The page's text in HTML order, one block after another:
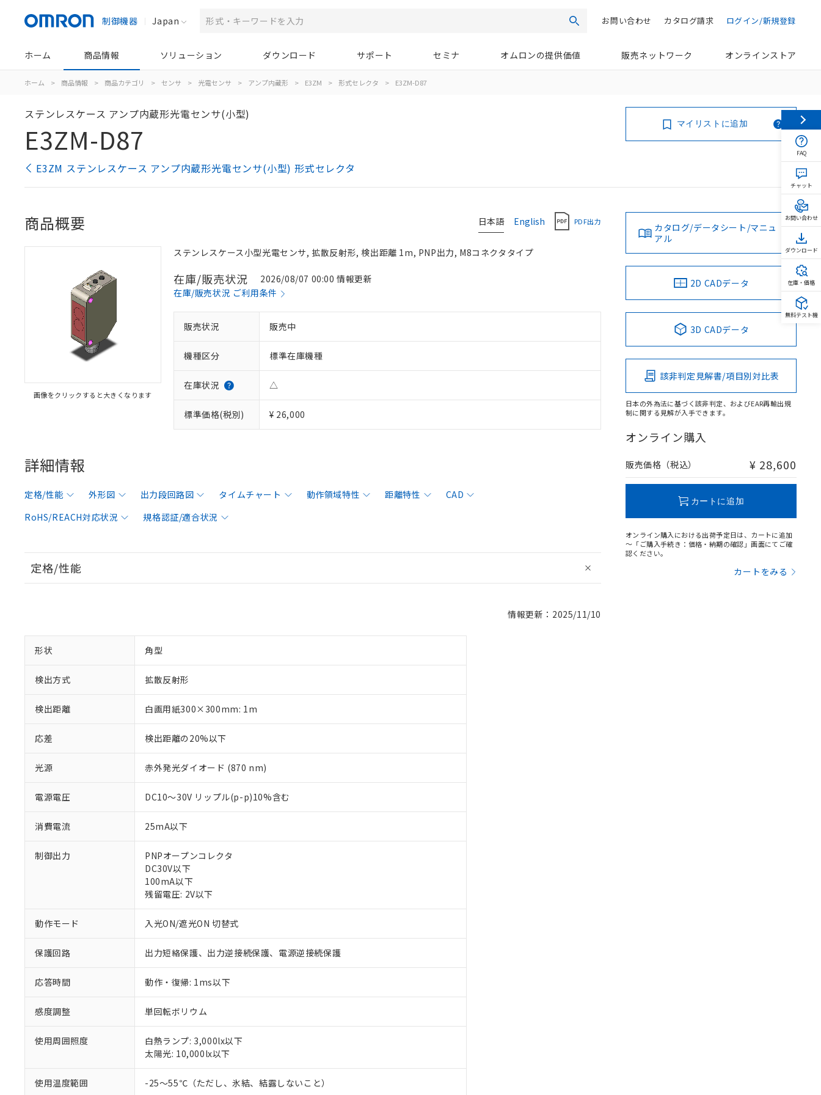
制御機器 Japan 検索 ログイン/新規登録
カタログ請求
お問い合わせ
ホーム 商品情報 ソリューション ダウンロード サポート セミナ オムロンの提供価値 販売ネットワーク オンラインストア
ホーム > 商品情報 > 商品カテゴリ > センサ > 光電センサ > アンプ内蔵形 > E3ZM > 形式セレクタ > E3ZM-D87
ステンレスケース アンプ内蔵形光電センサ(小型)
E3ZM-D87
E3ZM ステンレスケース アンプ内蔵形光電センサ(小型) 形式セレクタ
マイリストに追加
日本語 English PDF出力
商品概要
画像をクリックすると大きくなります
ステンレスケース小型光電センサ, 拡散反射形, 検出距離 1m, PNP出力, M8コネクタタイプ
在庫/販売状況
2026/08/07 00:00 情報更新
在庫/販売状況 ご利用条件
販売状況 販売中
機種区分 標準在庫機種
在庫状況 △
標準価格(税別) ¥ 26,000
詳細情報
定格/性能 外形図 出力段回路図 タイムチャート 動作領域特性 距離特性
CAD
RoHS/REACH対応状況
規格認証/適合状況
定格/性能
情報更新：2025/11/10
形状 角型
検出方式 拡散反射形
検出距離 白画用紙300×300mm: 1m
応差 検出距離の20%以下
光源 赤外発光ダイオード (870 nm)
電源電圧 DC10～30V リップル(p-p)10%含む
消費電流 25mA以下
制御出力
PNPオープンコレクタ
DC30V以下
100mA以下
残留電圧: 2V以下
動作モード 入光ON/遮光ON 切替式
保護回路 出力短絡保護、出力逆接続保護、電源逆接続保護
応答時間 動作・復帰: 1ms以下
感度調整 単回転ボリウム
使用周囲照度
白熱ランプ: 3,000lx以下
太陽光: 10,000lx以下
使用温度範囲 -25～55℃（ただし、氷結、結露しないこと）
カタログ/データシート/マニュ
アル
2D CADデータ
3D CADデータ
該非判定見解書/項目別対比表
日本の外為法に基づく該非判定、およびEAR再輸出規
制に関する見解が入手できます。
オンライン購入
販売価格（税込） ¥ 28,600
カートに追加
オンライン購入における出荷予定日は、カートに追加
～「ご購入手続き：価格・納期の確認」画面にてご確
認ください。
カートをみる
ご利用条件
以下の条件をお読みいただき、同意のうえご利用ください。
※1 対応状況
対応予定なし：EU RoHS指令（10物質）の非含有に非対応の商品で、対応品を出す予定はありません。
調査・確認中：EU RoHS指令（10物質）の非含有の対応状況を調査中または確認中の商品です。
非該当品：ライセンス料など無形物で、有害物質有無と関係のない商品です。
仕入先様の事情により、非含有部品としていたものが、含有品と判明した場合などやむを得ず変更すること
があります。
※1 中国RoHS○×表
「×」：最大均質材料含有率が中国RoHSの基準値を超えていることを示します。
FAQ
チャット
お問い合わせ
ダウンロード
在庫・価格
無料テスト機